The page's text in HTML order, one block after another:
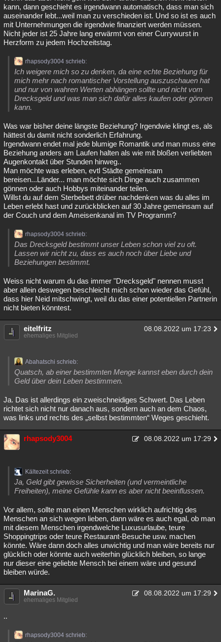
kann, dann geschieht es irgendwann automatisch, dass man sich
auseinander lebt...weil man zu verschieden ist. Und so ist es auch
mit Unternehmungen die irgendwie finanziert werden müssen.
Nicht jeder ist 25 Jahre lang erwärmt von einer Currywurst in
Herzform zu jedem Hochzeitstag.
rhapsody3004 schrieb:
Ich weigere mich so zu denken, da eine echte Beziehung für
mich mehr nach romantischer Vorstellung auszuschauen hat
und nur von wahren Werten abhängen sollte und nicht vom
Drecksgeld und was man sich dafür alles kaufen oder gönnen
kann.
Was war bisher deine längste Beziehung? Irgendwie klingt es, als
hättest du damit nicht sonderlich Erfahrung.
Irgendwann endet mal jede blumige Romantik und man muss eine
Beziehung anders am Laufen halten als wie mit bloßen verliebten
Augenkontakt über Stunden hinweg..
Man möchte was erleben, evtl Städte gemeinsam
bereisen...Länder... man möchte sich Dinge auch zusammen
gönnen oder auch Hobbys miteinander teilen.
Willst du auf dem Sterbebett drüber nachdenken was du alles im
Leben erlebt hast und zurückblicken auf 30 Jahre gemeinsam auf
der Couch und dem Ameisenkanal im TV Programm?
rhapsody3004 schrieb:
Das Drecksgeld bestimmt unser Leben schon viel zu oft.
Lassen wir nicht zu, dass es auch noch über Liebe und
Beziehungen bestimmt.
Weiss nicht warum du das immer "Drecksgeld" nennen musst
aber allein deswegen beschleicht mich schon wieder das Gefühl,
dass hier Neid mitschwingt, weil du das einer potentiellen Partnerin
nicht bieten könntest.
eitelfritz 08.08.2022 um 17:23
ehemaliges Mitglied
Abahatschi schrieb:
Quatsch, ab einer bestimmten Menge kannst eben durch dein
Geld über dein Leben bestimmen.
Ja. Das ist allerdings ein zweischneidiges Schwert. Das Leben
richtet sich nicht nur danach aus, sondern auch an dem Chaos,
was links und rechts des „selbst bestimmten“ Weges geschieht.
rhapsody3004 08.08.2022 um 17:29
Kältezeit schrieb:
Ja, Geld gibt gewisse Sicherheiten (und vermeintliche
Freiheiten), meine Gefühle kann es aber nicht beeinflussen.
Vor allem, sollte man einen Menschen wirklich aufrichtig des
Menschen an sich wegen lieben, dann wäre es auch egal, ob man
mit diesem Menschen irgendwelche Luxusurlaube, teure
Shoppingtrips oder teure Restaurant-Besuche usw. machen
könnte. Wäre dann doch alles unwichtig und man wäre bereits nur
glücklich oder könnte auch weiterhin glücklich bleiben, so lange
nur dieser eine geliebte Mensch bei einem wäre und gesund
bleiben würde.
MarinaG. 08.08.2022 um 17:29
ehemaliges Mitglied
..
rhapsody3004 schrieb: